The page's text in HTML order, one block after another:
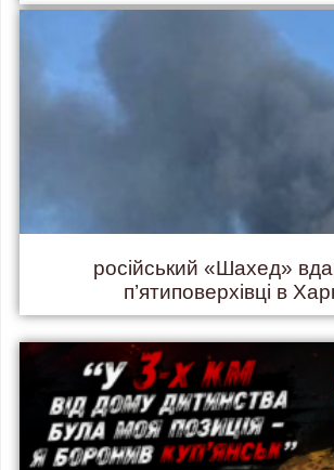
російський «Шахед»
п’ятиповерхівці в